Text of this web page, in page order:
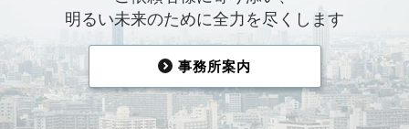
明るい未来のために全力を尽くします
事務所案内